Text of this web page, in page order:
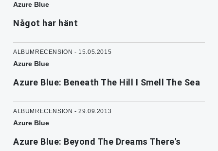
Azure Blue
Något har hänt
ALBUMRECENSION - 15.05.2015
Azure Blue
Azure Blue: Beneath The Hill I Smell The Sea
ALBUMRECENSION - 29.09.2013
Azure Blue
Azure Blue: Beyond The Dreams There's